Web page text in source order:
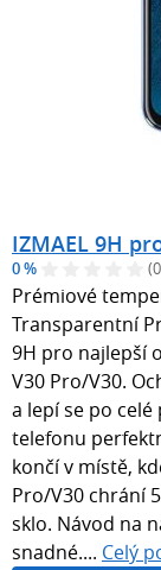
IZMAEL 9H
0 %
Prémiové
Transparentní
9H pro najlepší
V30 Pro/V30.
a lepí se po
telefonu
končí v místě,
Pro/V30 chrání
sklo. Návod na
snadné.... Celý